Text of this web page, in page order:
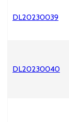
DL20230039
DL20230040